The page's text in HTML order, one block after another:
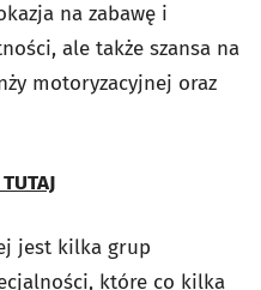
na zabawę i
ale także szansa na
motoryzacyjnej oraz
TUTAJ
jest kilka grup
które co kilka